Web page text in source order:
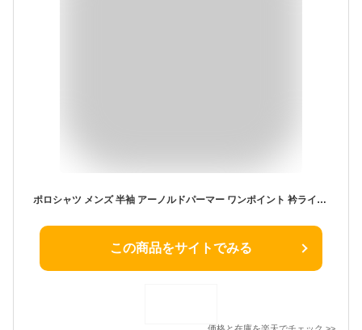
ポロシャツ メンズ 半袖 アーノルドパーマー ワンポイント 衿ライン 夏 鹿の子 涼しい ポロ シャツ カジュアル おしゃれ 半袖シャツ ArnoldPalmer 春夏 トップス カノコ シャツ シンプル 全4色 8051481 ジェネレス
この商品をサイトでみる